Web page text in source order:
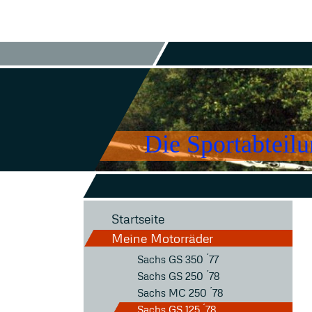
Die
Startseite
Meine Motorräder
Sachs GS 350 ´77
Sachs GS 250 ´78
Sachs MC 250 ´78
Sachs GS 125 ´78